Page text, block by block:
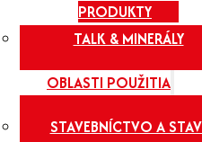
PRODUKTY
TALK & MINERÁLY
OBLASTI POUŽITIA
STAVEBNÍCTVO A